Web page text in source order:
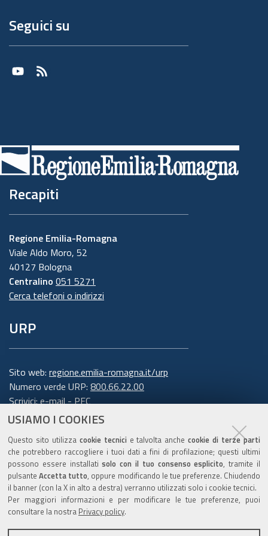
USIAMO I COOKIES
Questo sito utilizza cookie tecnici e talvolta anchecookie di terze parti
che potrebbero raccogliere i tuoi dati a fini di profilazione; questi ultimi
possono essere installatisolo con il tuo consenso esplicito, tramite il
pulsanteAccetta tutto, oppure modificando le tue preferenze. Chiudendo
il banner (con la X in alto a destra) verranno utilizzati solo i cookie tecnici.
Per maggiori informazioni e per modificare le tue preferenze, puoi
consultare la nostra Privacy policy.
Formalizziamo istruzioni, compiti ed oneri in
capo a tali soggetti terzi con la designazione
Sottoponiamo tali soggetti a verifiche
5. Soggetti autorizzati al
trattamento
I Suoi dati personali sono trattati da personale
interno previamente autorizzato e designato
impartite idonee istruzioni in ordine a misure,
accorgimenti, modus operandi, tutti volti alla
concreta tutela dei suoi dati personali.
trattamento
effettuato dalla Giunta della Regione Emilia-
Romagna per lo svolgimento di funzioni
istituzionali e, pertanto, ai sensi dell'art. 6
comma 1 lett. e) del Regolamento europeo n.
679/2016, non necessita del suo consenso.I dati
personali sono trattati per la seguente
finalità: rispondere alle sue richieste
Per garantire l'efficienza del servizio, la
informiamo inoltre che i dati potrebbero essere
Seguici su
Youtube
RSS
Recapiti
Regione Emilia-Romagna
Viale Aldo Moro, 52
40127 Bologna
Centralino 051 5271
Cerca telefoni o indirizzi
URP
Sito web: regione.emilia-romagna.it/urp
Numero verde URP: 800.66.22.00
Scrivici:e-mail-PEC
Trasparenza
Amministrazione trasparente
Note legali e copyright
Privacy e cookie
Gestisci i cookie